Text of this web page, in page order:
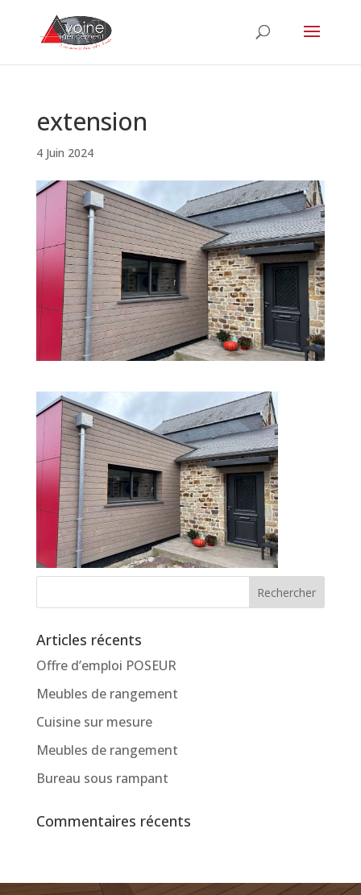
extension
4 Juin 2024
Articles récents
Offre d’emploi POSEUR
Meubles de rangement
Cuisine sur mesure
Meubles de rangement
Bureau sous rampant
Commentaires récents